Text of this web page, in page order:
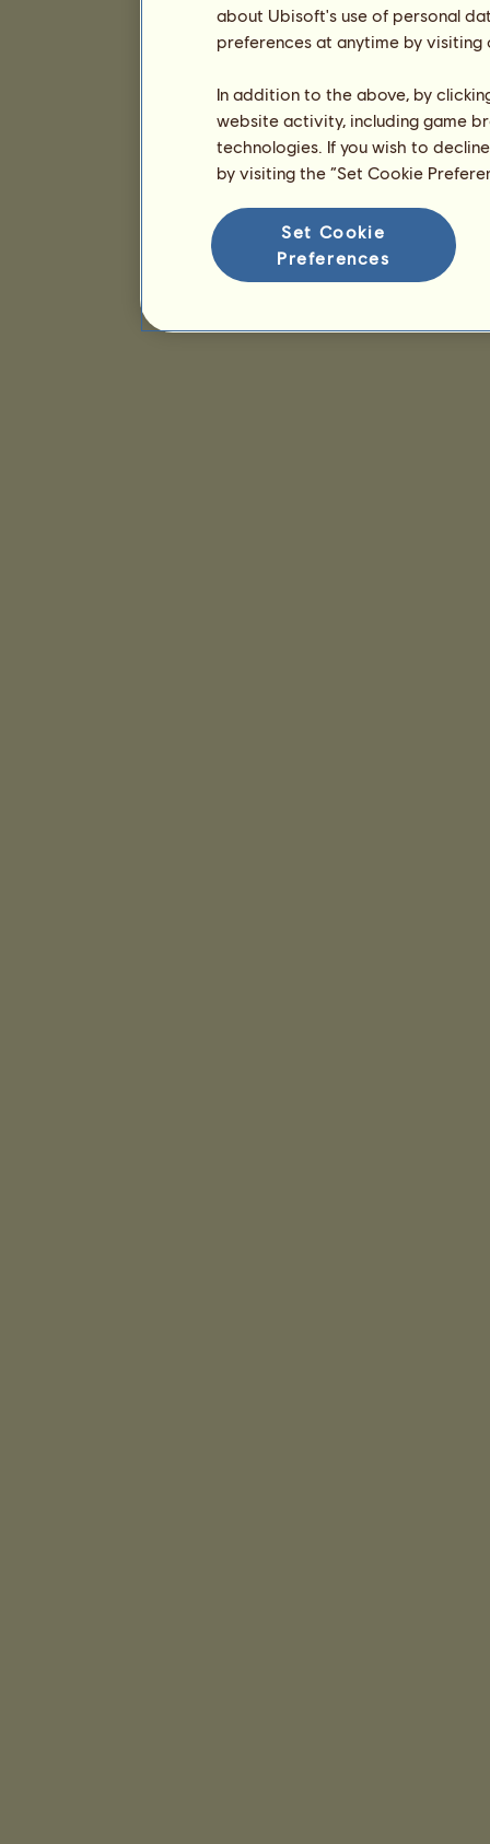
about Ubisoft's use of personal
preferences at anytime by
In addition to the above, by
website activity, including game
technologies. If you wish to
by visiting the “Set Cookie
Set Cookie
Preferences